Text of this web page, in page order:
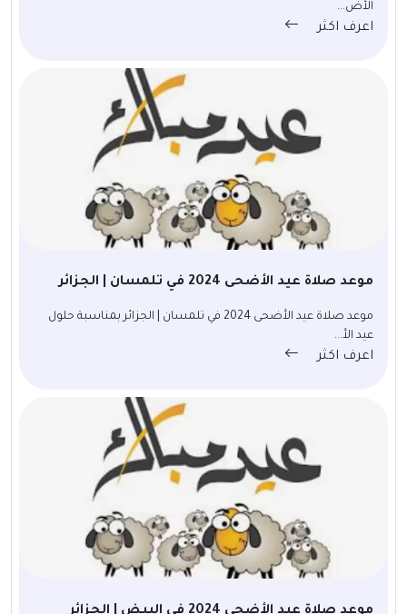
الأض...
اعرف اكثر
موعد صلاة عيد الأضحى 2024 في تلمسان | الجزائر
موعد صلاة عيد الأضحى 2024 في تلمسان | الجزائر بمناسبة حلول
عيد الأ...
اعرف اكثر